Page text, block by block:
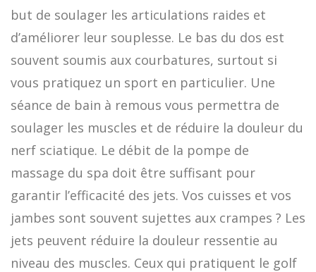
but de soulager les articulations raides et
d’améliorer leur souplesse. Le bas du dos est
souvent soumis aux courbatures, surtout si
vous pratiquez un sport en particulier. Une
séance de bain à remous vous permettra de
soulager les muscles et de réduire la douleur du
nerf sciatique. Le débit de la pompe de
massage du spa doit être suffisant pour
garantir l’efficacité des jets. Vos cuisses et vos
jambes sont souvent sujettes aux crampes ? Les
jets peuvent réduire la douleur ressentie au
niveau des muscles. Ceux qui pratiquent le golf